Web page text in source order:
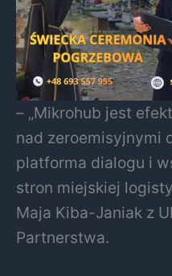
– „Mikrohub jest
nad zeroemisyjnymi
platforma dialogu i
stron miejskiej
Maja Kiba-Janiak z
Partnerstwa.